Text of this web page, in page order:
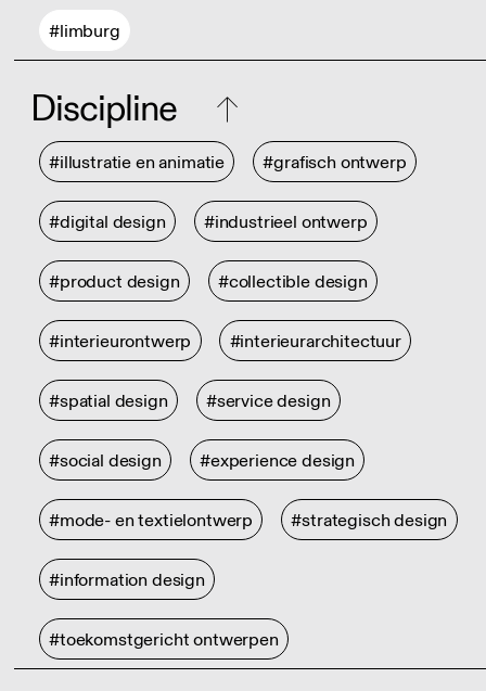
#limburg
Discipline
#illustratie en animatie #grafisch ontwerp
#digital design #industrieel ontwerp
#product design #collectible design
#interieurontwerp #interieurarchitectuur
#spatial design #service design
#social design #experience design
#mode- en textielontwerp #strategisch design
#information design
#toekomstgericht ontwerpen